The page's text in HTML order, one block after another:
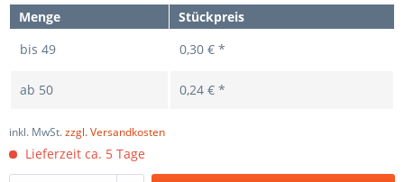
Menge
Stückpreis
bis 49 0,30 € *
ab 50 0,24 € *
inkl. MwSt.zzgl. Versandkosten
Lieferzeit ca. 5 Tage